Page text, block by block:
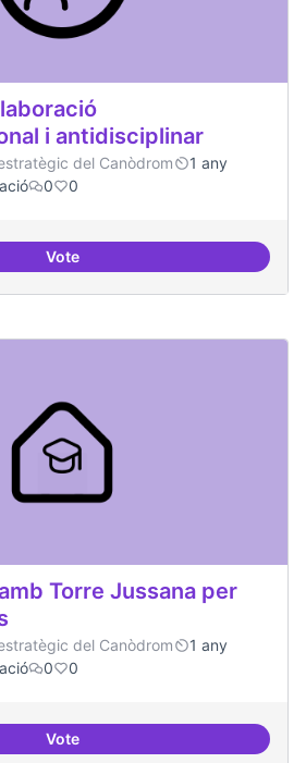
i antidisciplinar
del Canòdrom
1 any
0 0
VoteTallers de col·laboració
Torre Jussana per
del Canòdrom
1 any
0 0
VoteCol·laboració amb Torre